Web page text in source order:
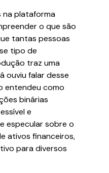
na plataforma
o que são
tantas pessoas
tipo de
traz uma
ouviu falar desse
entendeu como
binárias
e
especular sobre o
ativos financeiros,
para diversos